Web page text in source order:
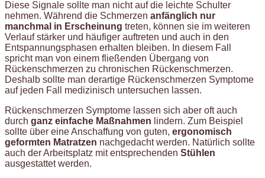
Diese Signale sollte man nicht auf die leichte Schulter
nehmen. Während die Schmerzen anfänglich nur
manchmal in Erscheinung treten, können sie im weiteren
Verlauf stärker und häufiger auftreten und auch in den
Entspannungsphasen erhalten bleiben. In diesem Fall
spricht man von einem fließenden Übergang von
Rückenschmerzen zu chronischen Rückenschmerzen.
Deshalb sollte man derartige Rückenschmerzen Symptome
auf jeden Fall medizinisch untersuchen lassen.
Rückenschmerzen Symptome lassen sich aber oft auch
durch ganz einfache Maßnahmen lindern. Zum Beispiel
sollte über eine Anschaffung von guten, ergonomisch
geformten Matratzen nachgedacht werden. Natürlich sollte
auch der Arbeitsplatz mit entsprechenden Stühlen
ausgestattet werden.